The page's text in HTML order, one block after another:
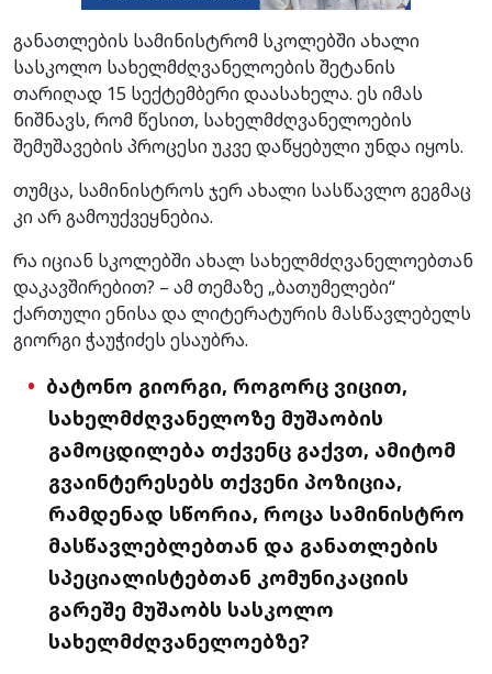
განათლების სამინისტრომ სკოლებში ახალი
სასკოლო სახელმძღვანელოების შეტანის
თარიღად 15 სექტემბერი დაასახელა. ეს იმას
ნიშნავს, რომ წესით, სახელმძღვანელოების
შემუშავების პროცესი უკვე დაწყებული უნდა იყოს.
თუმცა, სამინისტროს ჯერ ახალი სასწავლო გეგმაც
კი არ გამოუქვეყნებია.
რა იციან სკოლებში ახალ სახელმძღვანელოებთან
დაკავშირებით? – ამ თემაზე „ბათუმელები“
ქართული ენისა და ლიტერატურის მასწავლებელს
გიორგი ჭაუჭიძეს ესაუბრა.
ბატონო გიორგი, როგორც ვიცით,
სახელმძღვანელოზე მუშაობის
გამოცდილება თქვენც გაქვთ, ამიტომ
გვაინტერესებს თქვენი პოზიცია,
რამდენად სწორია, როცა სამინისტრო
მასწავლებლებთან და განათლების
სპეციალისტებთან კომუნიკაციის
გარეშე მუშაობს სასკოლო
სახელმძღვანელოებზე?